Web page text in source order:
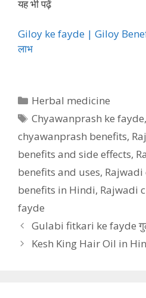
यह भी पढ़ें
Giloy ke fayde | Giloy
लाभ
Categories
Herbal medicine
Tags
Chyawanprash ke fayde,
chyawanprash benefits,
benefits and side effects,
benefits and uses,
benefits in Hindi, Rajwadi
fayde
Gulabi fitkari ke fayde
Kesh King Hair Oil in